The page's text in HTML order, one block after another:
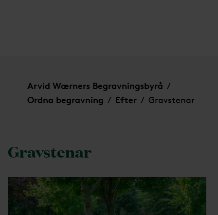
Arvid Wærners Begravningsbyrå /
Ordna begravning / Efter / Gravstenar
Gravstenar